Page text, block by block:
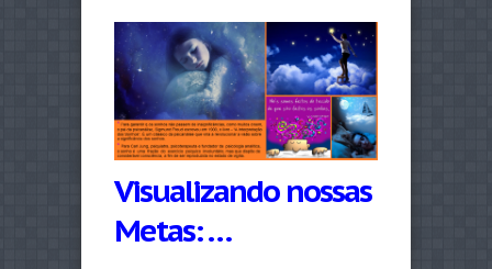
Visualizando nossas
Metas: …